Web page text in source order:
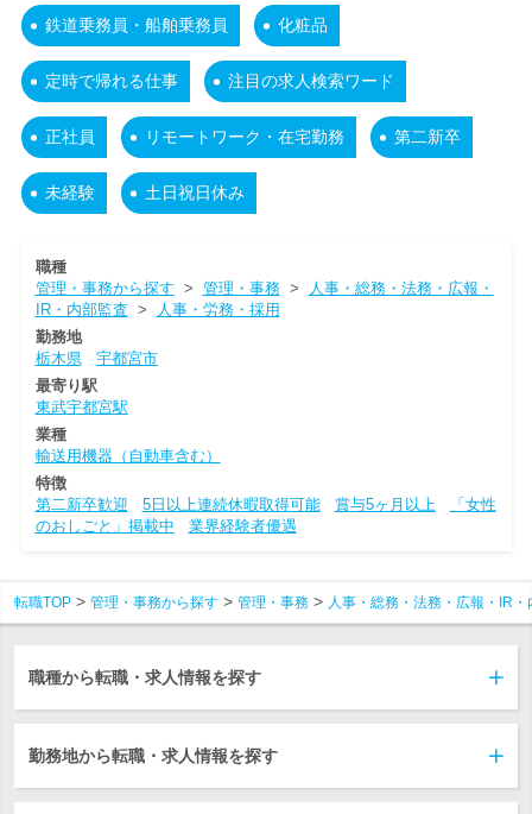
鉄道乗務員・船舶乗務員 化粧品
定時で帰れる仕事 注目の求人検索ワード
正社員 リモートワーク・在宅勤務 第二新卒
未経験 土日祝日休み
職種
管理・事務から探す > 管理・事務>
人事・総務・法務・広報・
IR・内部監査 >
人事・労務・採用
勤務地
栃木県
宇都宮市
最寄り駅
東武宇都宮駅
業種
輸送用機器（自動車含む）
特徴
第二新卒歓迎
5日以上連続休暇取得可能 賞与5ヶ月以上
「女性
のおしごと」掲載中
業界経験者優遇
転職TOP 管理・事務から探す 管理・事務 人事・総務・法務・広報・IR・
職種から転職・求人情報を探す
勤務地から転職・求人情報を探す